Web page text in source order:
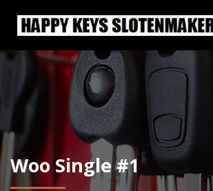
HAPPY KEYS
WEES INBREKERS EEN STAPJE VOOR
PRIJSLIJST HAPPY KEYS
VRIJBLIJVENDE OFFERTE
CONTACT
Woo Single #1